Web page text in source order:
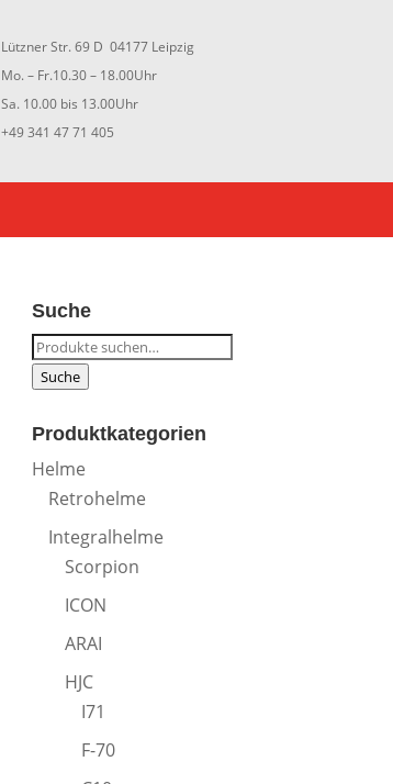
Lützner Str. 69 D 04177 Leipzig
Mo. – Fr.10.30 – 18.00Uhr
Sa. 10.00 bis 13.00Uhr
+49 341 47 71 405
Suche
Suche
nach:
Suche
Produktkategorien
Helme
Retrohelme
Integralhelme
Scorpion
ICON
ARAI
HJC
I71
F-70